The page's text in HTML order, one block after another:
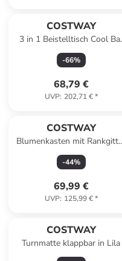
COSTWAY
3 in 1 Beistelltisch Cool
30L in Braun
-66%
68,79 €
UVP: 202,71 €*
COSTWAY
Blumenkasten mit
80x40x140cm in Grau
-44%
69,99 €
UVP: 125,99 €*
COSTWAY
Turnmatte klappbar in Lila